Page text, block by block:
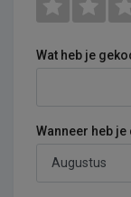
Wat heb je
Wanneer heb